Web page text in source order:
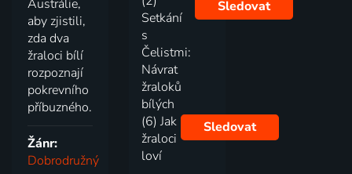
Austrálie,
aby zjistili,
zda dva
žraloci bílí
rozpoznají
pokrevního
příbuzného.
Žánr:
Dobrodružný
Setkání
s
Čelistmi:
Návrat
žraloků
bílých
Sledovat
(6) Jak
žraloci
loví
Sledovat